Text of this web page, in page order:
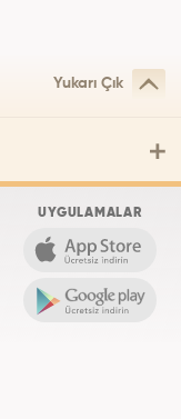
Yukarı Çık
UYGULAMALAR